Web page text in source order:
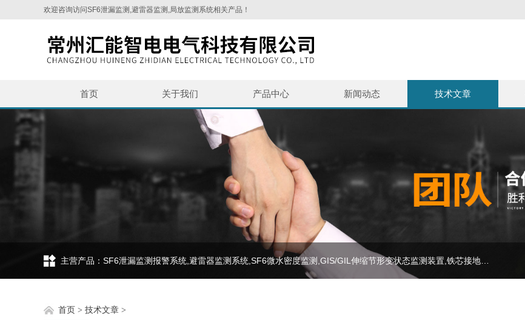
欢迎咨询访问SF6泄漏监测,避雷器监测,局放监测系统相关产品！
首页 关于我们 产品中心 新闻动态 技术文章
首页 > 技术文章 >